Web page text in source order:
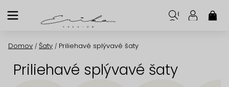
na
Domov / Šaty / Priliehavé splývavé šaty
Priliehavé splývavé šaty